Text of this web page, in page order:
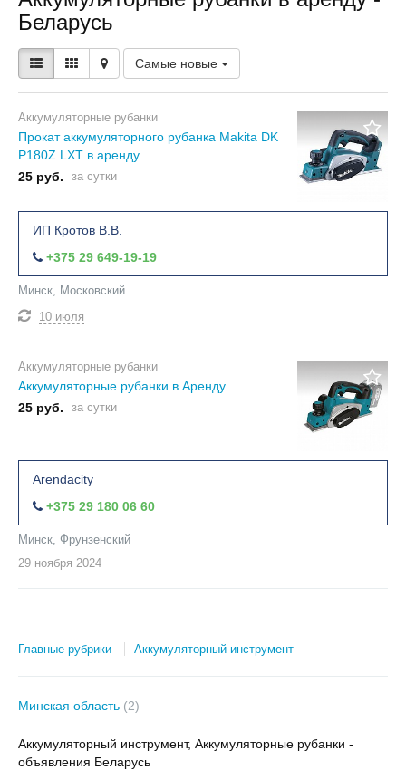
Беларусь
Самые новые
Аккумуляторные рубанки
Прокат аккумуляторного рубанка Makita DK
P180Z LXT в аренду
25 руб.
за сутки
ИП Кротов В.В.
+375 29 649-19-19
Минск, Московский
10 июля
Аккумуляторные рубанки
Аккумуляторные рубанки в Аренду
25 руб.
за сутки
Arendacity
+375 29 180 06 60
Минск, Фрунзенский
29 ноября 2024
Главные рубрики Аккумуляторный инструмент
Минская область (2)
Аккумуляторный инструмент, Аккумуляторные рубанки -
объявления Беларусь